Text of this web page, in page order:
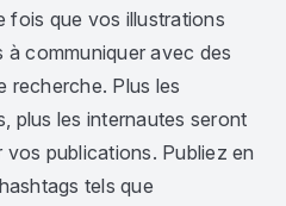
fois que vos illustrations
communiquer avec des
recherche. Plus les
plus les internautes seront
publications. Publiez en
tels que